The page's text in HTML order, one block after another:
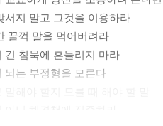
서지 말고 그것을 이용하라
꿀꺽 말을 먹어버려라
긴 침묵에 흔들리지 마라
뇌는 부정형을 모른다
아닌 해결책에 집중하라